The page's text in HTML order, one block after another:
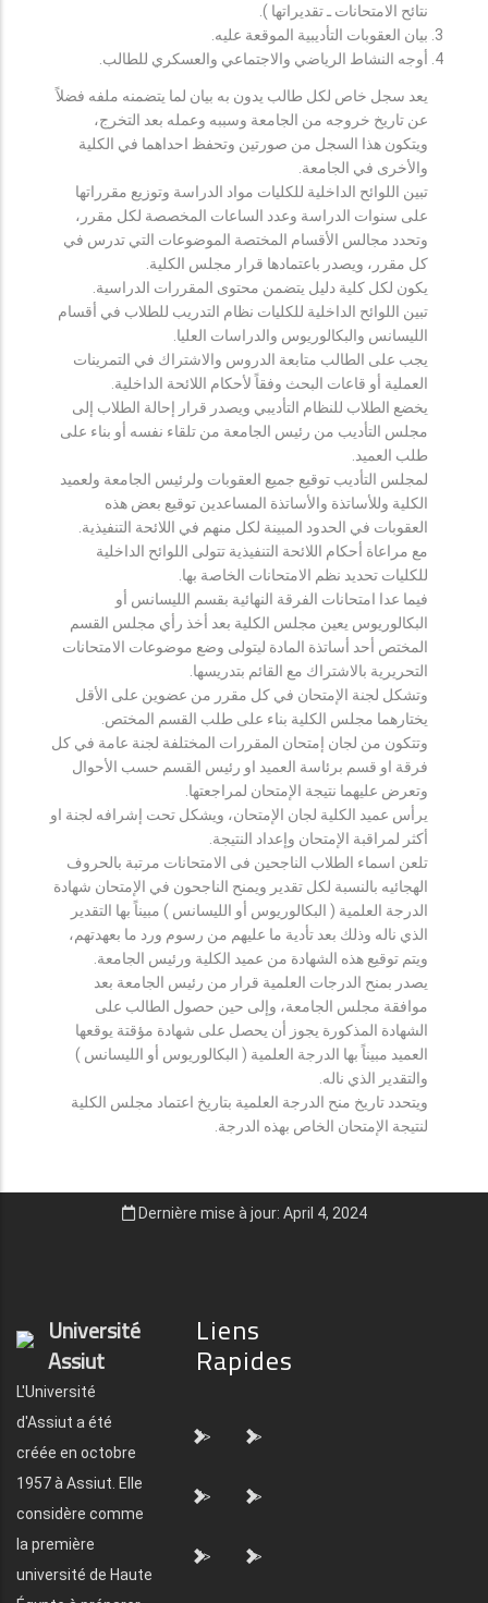
نتائح الامتحانات ـ تقديراتها ).
بيان العقوبات التأديبية الموقعة عليه.
أوجه النشاط الرياضي والاجتماعي والعسكري للطالب.
يعد سجل خاص لكل طالب يدون به بيان لما يتضمنه ملفه فضلاً
عن تاريخ خروجه من الجامعة وسببه وعمله بعد التخرج،
ويتكون هذا السجل من صورتين وتحفظ احداهما في الكلية
والأخرى في الجامعة.
تبين اللوائح الداخلية للكليات مواد الدراسة وتوزيع مقرراتها
على سنوات الدراسة وعدد الساعات المخصصة لكل مقرر،
وتحدد مجالس الأقسام المختصة الموضوعات التي تدرس في
كل مقرر، ويصدر باعتمادها قرار مجلس الكلية.
يكون لكل كلية دليل يتضمن محتوى المقررات الدراسية.
تبين اللوائح الداخلية للكليات نظام التدريب للطلاب في أقسام
الليسانس والبكالوريوس والدراسات العليا.
يجب على الطالب متابعة الدروس والاشتراك في التمرينات
العملية أو قاعات البحث وفقاً لأحكام اللائحة الداخلية.
يخضع الطلاب للنظام التأديبي ويصدر قرار إحالة الطلاب إلى
مجلس التأديب من رئيس الجامعة من تلقاء نفسه أو بناء على
طلب العميد.
لمجلس التأديب توقيع جميع العقوبات ولرئيس الجامعة ولعميد
الكلية وللأساتذة والأساتذة المساعدين توقيع بعض هذه
العقوبات في الحدود المبينة لكل منهم في اللائحة التنفيذية.
مع مراعاة أحكام اللائحة التنفيذية تتولى اللوائح الداخلية
للكليات تحديد نظم الامتحانات الخاصة بها.
فيما عدا امتحانات الفرقة النهائية بقسم الليسانس أو
البكالوريوس يعين مجلس الكلية بعد أخذ رأي مجلس القسم
المختص أحد أساتذة المادة ليتولى وضع موضوعات الامتحانات
التحريرية بالاشتراك مع القائم بتدريسها.
وتشكل لجنة الإمتحان في كل مقرر من عضوين على الأقل
يختارهما مجلس الكلية بناء على طلب القسم المختص.
وتتكون من لجان إمتحان المقررات المختلفة لجنة عامة في كل
فرقة او قسم برئاسة العميد او رئيس القسم حسب الأحوال
وتعرض عليهما نتيجة الإمتحان لمراجعتها.
يرأس عميد الكلية لجان الإمتحان، ويشكل تحت إشرافه لجنة او
أكثر لمراقبة الإمتحان وإعداد النتيجة.
تلعن اسماء الطلاب الناجحين فى الامتحانات مرتبة بالحروف
الهجائيه بالنسبة لكل تقدير ويمنح الناجحون في الإمتحان شهادة
الدرجة العلمية ( البكالوريوس أو الليسانس ) مبيناً بها التقدير
الذي ناله وذلك بعد تأدية ما عليهم من رسوم ورد ما بعهدتهم،
ويتم توقيع هذه الشهادة من عميد الكلية ورئيس الجامعة.
يصدر بمنح الدرجات العلمية قرار من رئيس الجامعة بعد
موافقة مجلس الجامعة، وإلى حين حصول الطالب على
الشهادة المذكورة يجوز أن يحصل على شهادة مؤقتة يوقعها
العميد مبيناً بها الدرجة العلمية ( البكالوريوس أو الليسانس )
والتقدير الذي ناله.
ويتحدد تاريخ منح الدرجة العلمية بتاريخ اعتماد مجلس الكلية
لنتيجة الإمتحان الخاص بهذه الدرجة.
Dernière mise à jour: April 4, 2024
Université
Assiut
L'Université
d'Assiut a été
créée en octobre
1957 à Assiut. Elle
considère comme
la première
université de Haute
Liens
Rapides
"> ">
"> ">
"> ">